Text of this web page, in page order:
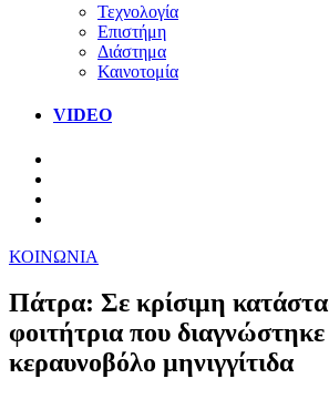
Τεχνολογία
Επιστήμη
Διάστημα
Καινοτομία
VIDEO
ΚΟΙΝΩΝΙΑ
Πάτρα: Σε κρίσιμη
φοιτήτρια που
κεραυνοβόλο μηνιγγίτιδα